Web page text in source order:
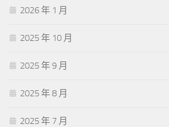
2026 年 1 月
2025 年 10 月
2025 年 9 月
2025 年 8 月
2025 年 7 月